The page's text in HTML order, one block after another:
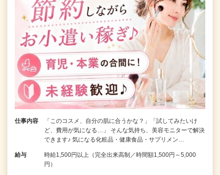
仕事内容
「このコスメ、自分の肌に合うかな？」「試してみたいけ
ど、費用が気になる…」 そんな気持ち、美容モニターで解決
できます♪ 気になる化粧品・健康食品・サプリメン…
給与
時給1,500円以上（完全出来高制／時間額1,500円～5,000
円）